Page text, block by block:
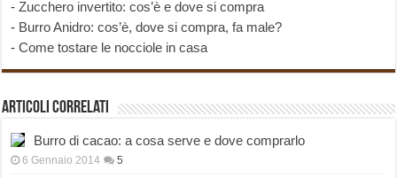
-Zucchero invertito: cos’è e dove si compra
- Burro Anidro: cos’è, dove si compra, fa male?
-Come tostare le nocciole in casa
Articoli correlati
Burro di cacao: a cosa serve e dove comprarlo
6 Gennaio 2014 5